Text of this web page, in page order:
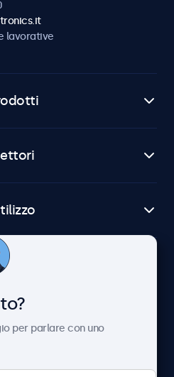
lavorative
Clienti
per parlare con uno